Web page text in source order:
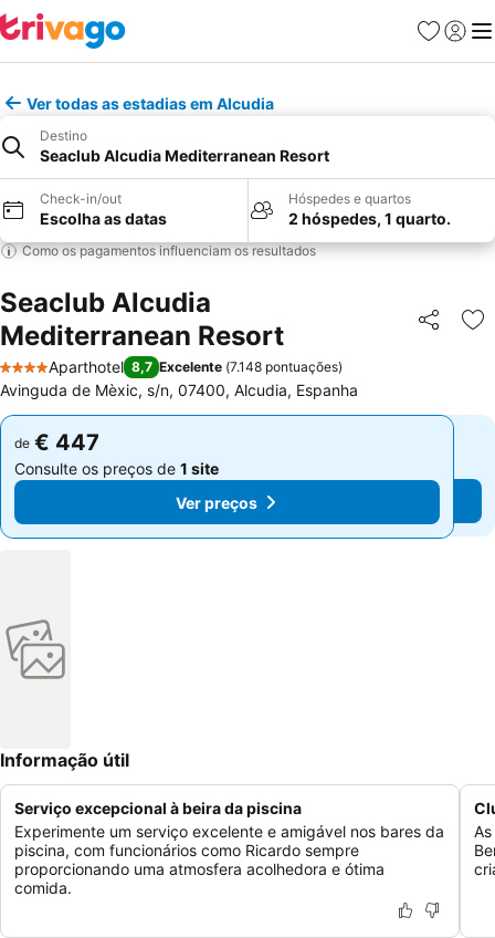
Favoritos
Iniciar
Ver todas as estadias em Alcudia
Destino
Seaclub Alcudia Mediterranean Resort
Check-in/out
Escolha as datas
Hóspedes e quartos
2 hóspedes, 1 quarto.
Como os pagamentos influenciam os resultados
Seaclub Alcudia
Mediterranean Resort
Partilhar
4 Estrelas
Aparthotel 8,7 Excelente (7.148 pontuações)
Avinguda de Mèxic, s/n, 07400, Alcudia, Espanha
de € 447
Consulte os preços de 1 site
Ver preços
de € 447
Consulte os preços de 1 site
Ver preços
Informação útil
Serviço excepcional à beira da piscina
Experimente um serviço excelente e amigável nos bares da
piscina, com funcionários como Ricardo sempre
proporcionando uma atmosfera acolhedora e ótima
comida.